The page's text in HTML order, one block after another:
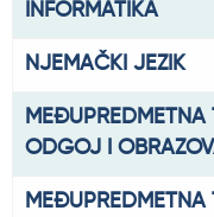
INFORMATIKA
NJEMAČKI JEZIK
ODGOJ I
MEĐUPREDMETNA